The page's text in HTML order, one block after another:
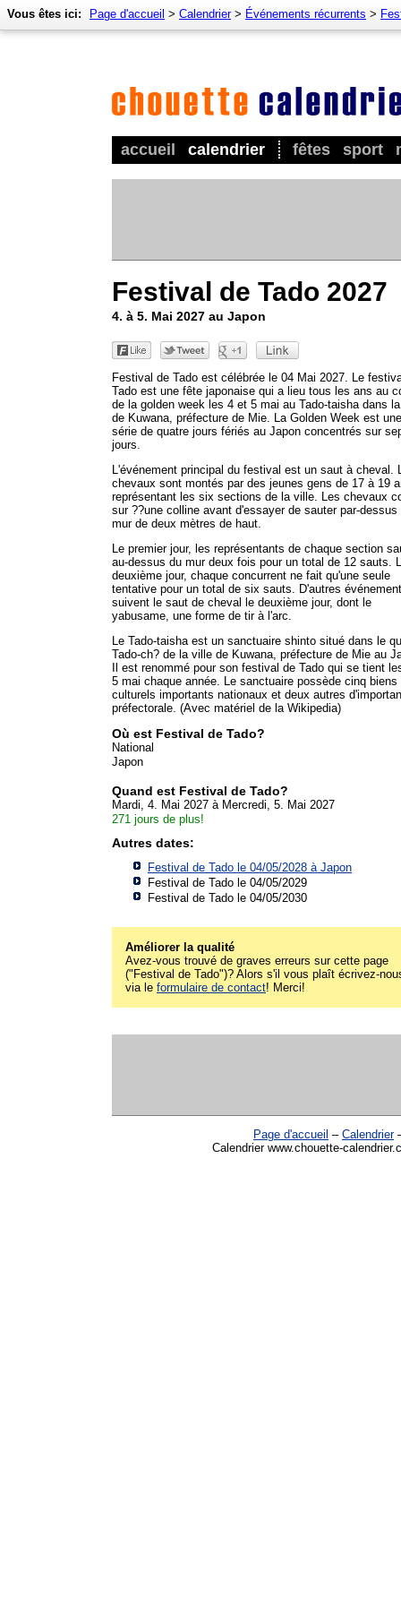
accueil calendrier fêtes sport
Vous êtes ici: Page d'accueil > Calendrier> Événements récurrents >
Festival de Tado 2027
4. à 5. Mai 2027 au Japon
Festival de Tado est célébrée le 04 Mai 2027. Le
Tado est une fête japonaise qui a lieu tous les ans au
de la golden week les 4 et 5 mai au Tado-taisha dans
de Kuwana, préfecture de Mie. La Golden Week est une
série de quatre jours fériés au Japon concentrés sur
jours.
L'événement principal du festival est un saut à cheval.
chevaux sont montés par des jeunes gens de 17 à 19
représentant les six sections de la ville. Les chevaux
sur ??une colline avant d'essayer de sauter par-dessus
mur de deux mètres de haut.
Le premier jour, les représentants de chaque section
au-dessus du mur deux fois pour un total de 12 sauts.
deuxième jour, chaque concurrent ne fait qu'une seule
tentative pour un total de six sauts. D'autres
suivent le saut de cheval le deuxième jour, dont le
yabusame, une forme de tir à l'arc.
Le Tado-taisha est un sanctuaire shinto situé dans le
Tado-ch? de la ville de Kuwana, préfecture de Mie au
Il est renommé pour son festival de Tado qui se tient
5 mai chaque année. Le sanctuaire possède cinq biens
culturels importants nationaux et deux autres
préfectorale. (Avec matériel de la Wikipedia)
Où est Festival de Tado?
National
Japon
Quand est Festival de Tado?
Mardi, 4. Mai 2027 à Mercredi, 5. Mai 2027
271 jours de plus!
Autres dates:
Festival de Tado le 04/05/2028 à Japon
Festival de Tado le 04/05/2029
Festival de Tado le 04/05/2030
Améliorer la qualité
Avez-vous trouvé de graves erreurs sur cette page
("Festival de Tado")? Alors s'il vous plaît écrivez-
via le formulaire de contact! Merci!
Page d'accueil – Calendrier
Calendrier www.chouette-